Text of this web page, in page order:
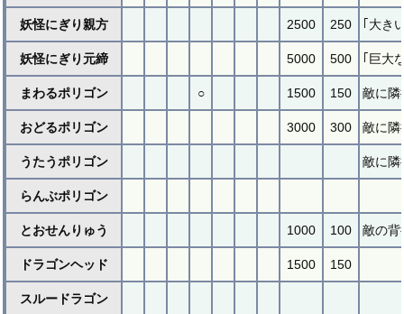
妖怪にぎり親方 2500 250 ｢大き
妖怪にぎり元締 5000 500 ｢巨大
まわるポリゴン ○ 1500 150 敵に隣
おどるポリゴン 3000 300 敵に隣
うたうポリゴン 敵に隣
らんぶポリゴン
とおせんりゅう 1000 100 敵の背
ドラゴンヘッド 1500 150
スルードラゴン